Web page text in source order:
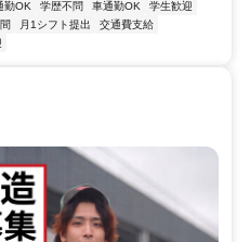
勤OK 学歴不問 車通勤OK
学生歓迎
月1シフト提出
交通費支給